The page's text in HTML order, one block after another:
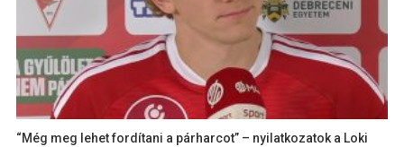
“Még meg lehet fordítani a párharcot” – nyilatkozatok a Loki